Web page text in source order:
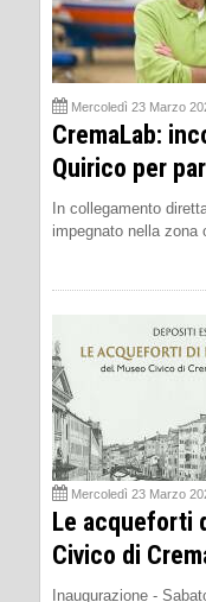
Mercoledì 23 Marzo
CremaLab:
Quirico per
In collegamento
impegnato nella zona
Mercoledì 23 Marzo
Le acqueforti
Civico di
Inaugurazione -